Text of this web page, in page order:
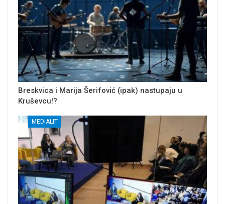
Breskvica i Marija Šerifović (ipak) nastupaju u
Kruševcu!?
MEDIALIT